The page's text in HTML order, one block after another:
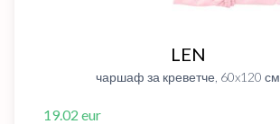
LEN
чаршаф за креветче, 60x120 см
19.02 eur